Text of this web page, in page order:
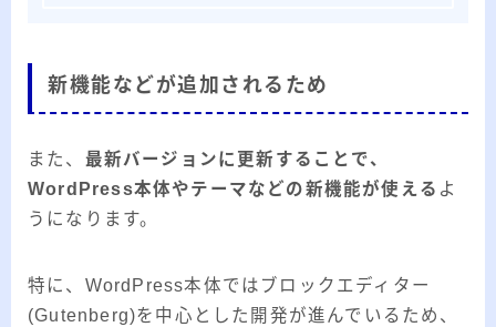
新機能などが追加されるため
また、 最新バージョンに更新することで、
WordPress本体やテーマなどの新機能が使える よ
うになります。
特に、WordPress本体ではブロックエディター
(Gutenberg)を中心とした開発が進んでいるため、